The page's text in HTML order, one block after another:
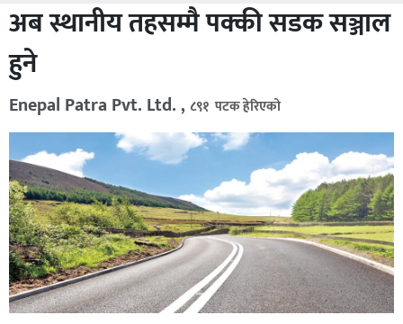
अब स्थानीय तहसम्मै पक्की सडक सञ्जाल
हुने
Enepal Patra Pvt. Ltd. , ८९१ पटक हेरिएको